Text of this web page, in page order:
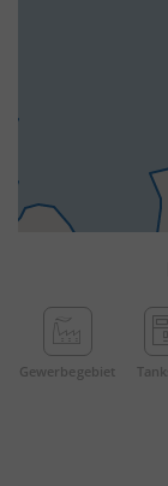
Gewerbe­gebiet